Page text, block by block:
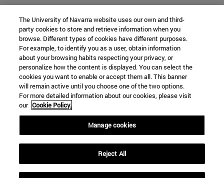
The University of Navarra website uses our own and third-
party cookies to store and retrieve information when you
browse. Different types of cookies have different purposes.
For example, to identify you as a user, obtain information
about your browsing habits respecting your privacy, or
personalize how the content is displayed. You can select the
cookies you want to enable or accept them all. This banner
will remain active until you choose one of the two options.
For more detailed information about our cookies, please visit
our Cookie Policy.
Manage cookies
Reject All